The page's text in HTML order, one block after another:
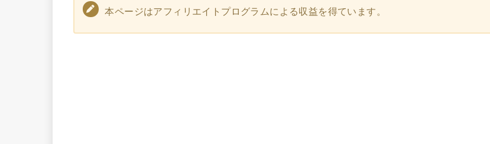
本ページはアフィリエイトプログラムによる収益を得ています。